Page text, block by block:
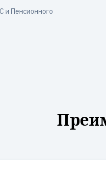
и Пенсионного